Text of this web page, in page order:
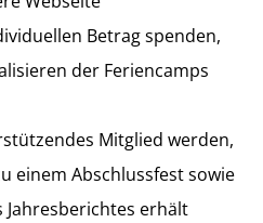
Betrag spenden,
der Feriencamps
Mitglied werden,
einem Abschlussfest sowie
Jahresberichtes erhält